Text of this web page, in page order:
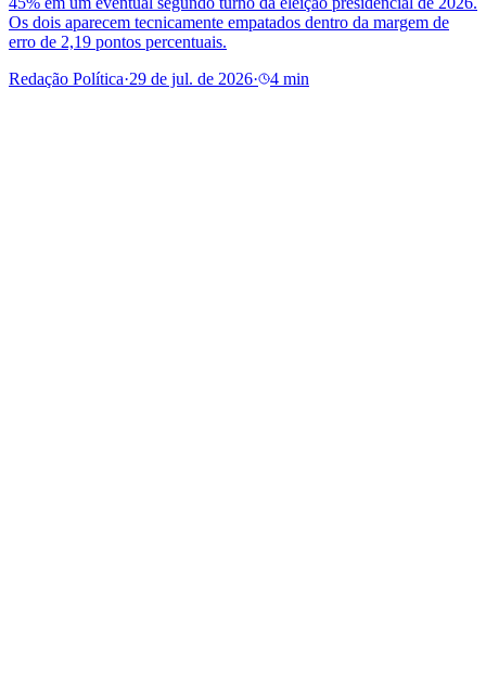
Os dois aparecem tecnicamente empatados dentro da margem de
erro de 2,19 pontos percentuais.
Redação Política·29 de jul. de 2026· 4 min